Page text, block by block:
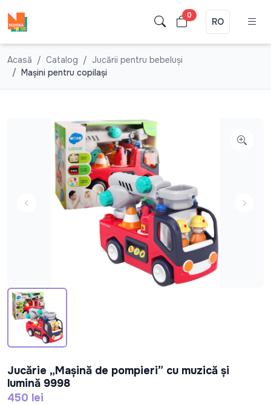
0
RO
Acasă Catalog
Jucării pentru bebeluşi
Mașini pentru copilași
Jucărie „Mașină de pompieri” cu muzică și
lumină 9998
450 lei